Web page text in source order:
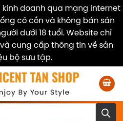
kinh doanh qua mạng internet
có cồn và không bán sản
dưới 18 tuổi. Website chỉ
cung cấp thông tin về sản
bộ sưu tập.